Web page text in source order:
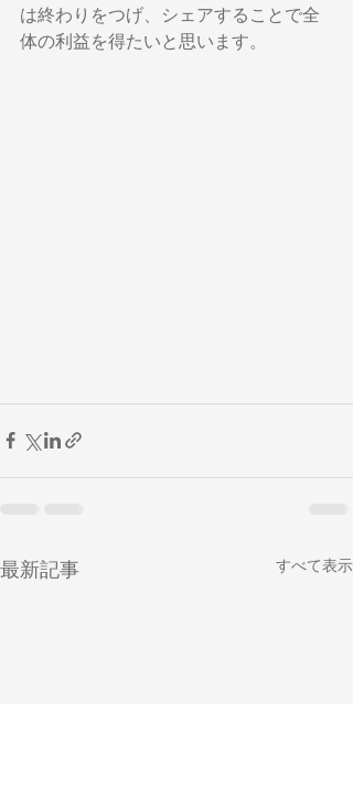
は終わりをつげ、シェアすることで全
体の利益を得たいと思います。
最新記事 すべて表示